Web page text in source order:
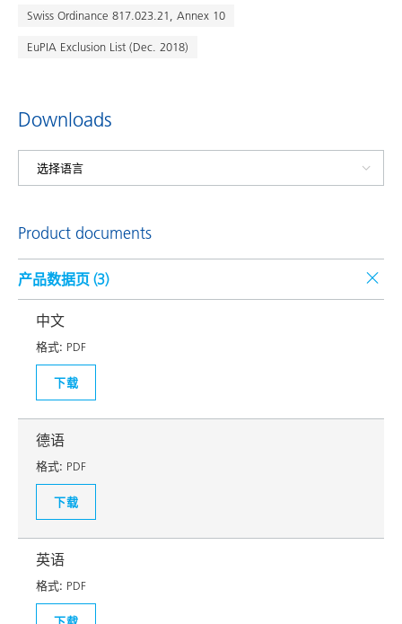
Swiss Ordinance 817.023.21, Annex 10
EuPIA Exclusion List (Dec. 2018)
Downloads
Product documents
产品数据页 (3)
中文
格式: PDF
下载
德语
格式: PDF
下载
英语
格式: PDF
下载